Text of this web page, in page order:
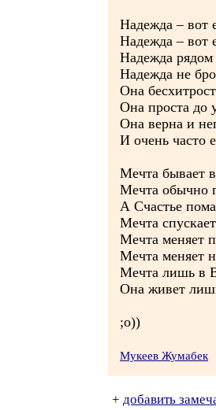
Надежда – вот
Надежда – вот
Надежда рядом
Надежда не
Она
Она проста до
Она верна и
И очень часто
Мечта бывает
Мечта обычно
А Счастье
Мечта
Мечта меняет
Мечта меняет
Мечта лишь в
Она живет
;о))
Мукеев Жумабек
+ добавить